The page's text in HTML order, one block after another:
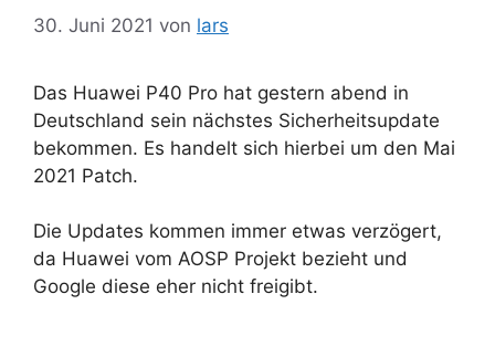
30. Juni 2021 von lars
Das Huawei P40 Pro hat gestern abend in
Deutschland sein nächstes Sicherheitsupdate
bekommen. Es handelt sich hierbei um den Mai
2021 Patch.
Die Updates kommen immer etwas verzögert,
da Huawei vom AOSP Projekt bezieht und
Google diese eher nicht freigibt.